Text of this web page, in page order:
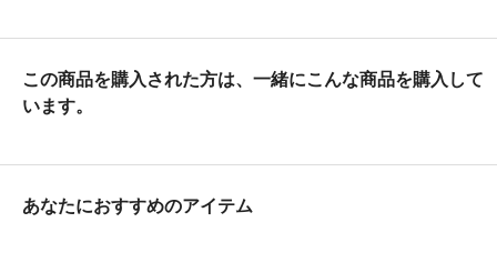
この商品を購入された方は、一緒にこんな商品を購入して
います。
あなたにおすすめのアイテム